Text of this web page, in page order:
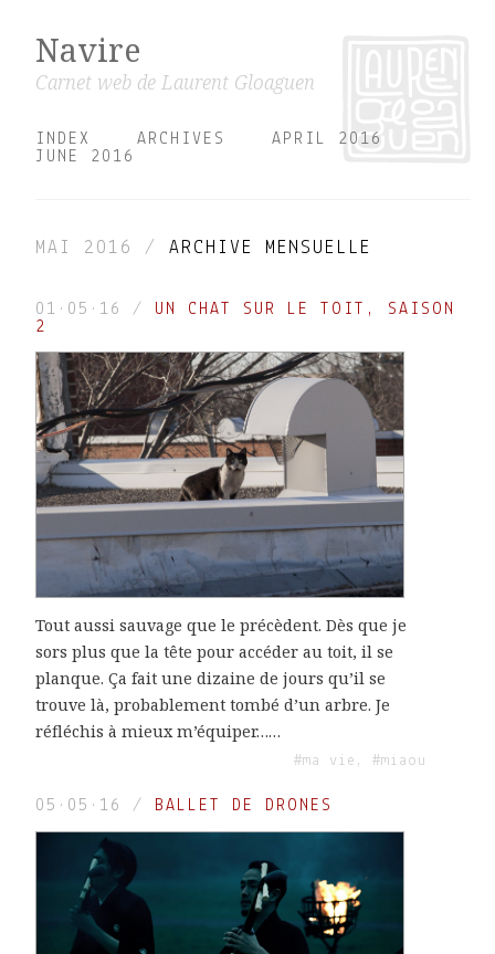
Navire
Carnet web de Laurent Gloaguen
INDEX ARCHIVES
APRIL 2016
JUNE 2016
MAI 2016 / ARCHIVE MENSUELLE
01·05·16 /
UN CHAT SUR LE TOIT, SAISON
2
Tout aussi sauvage que le précèdent. Dès que je
sors plus que la tête pour accéder au toit, il se
planque. Ça fait une dizaine de jours qu’il se
trouve là, probablement tombé d’un arbre. Je
réfléchis à mieux m’équiper……
#ma vie, #miaou
05·05·16 / BALLET DE DRONES